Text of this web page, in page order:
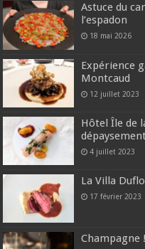
Astuce du
l’espadon
18 mai 2026
Expérience
Montcaud
12 juillet 2023
Hôtel Île de
4 juillet 2023
La Villa
17 février 2023
Champagne